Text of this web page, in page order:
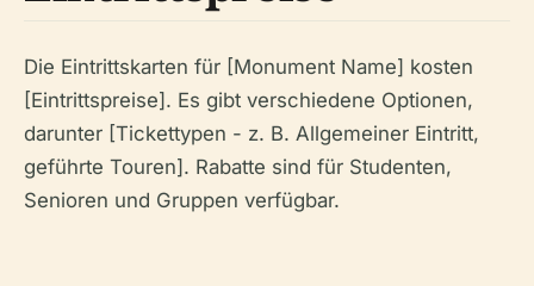
Die Eintrittskarten für [Monument Name] kosten
[Eintrittspreise]. Es gibt verschiedene Optionen,
darunter [Tickettypen - z. B. Allgemeiner Eintritt,
geführte Touren]. Rabatte sind für Studenten,
Senioren und Gruppen verfügbar.